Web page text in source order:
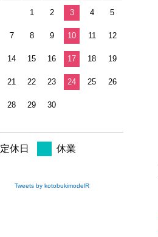
1 2 3 4 5
7 8 9 10 11 12
14 15 16 17 18 19
21 22 23 24 25 26
28 29 30
定休日 休業
Tweets by kotobukimodelR